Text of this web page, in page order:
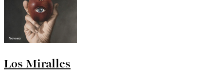
Los Miralles